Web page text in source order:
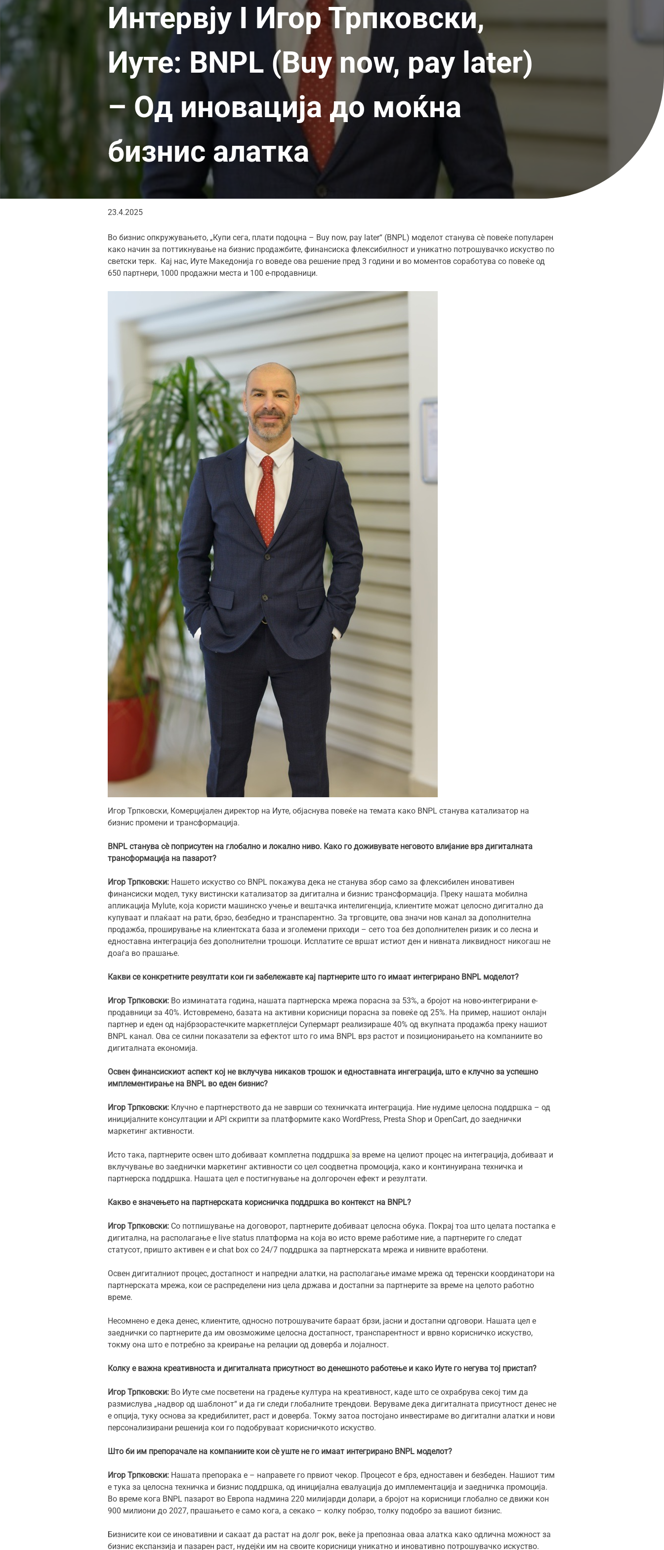
Интервју I Игор Трпковски,
Иуте: BNPL (Buy now, pay later)
– Од иновација до моќна
бизнис алатка
23.4.2025
Во бизнис опкружувањето, „Купи сега, плати подоцна – Buy now, pay later“ (BNPL) моделот станува сè повеќе популарен
како начин за поттикнување на бизнис продажбите, финансиска флексибилност и уникатно потрошувачко искуство по
светски терк. Кај нас, Иуте Македонија го воведе ова решение пред 3 години и во моментов соработува со повеќе од
650 партнери, 1000 продажни места и 100 е-продавници.
Игор Трпковски, Комерцијален директор на Иуте, објаснува повеќе на темата како BNPL станува катализатор на
бизнис промени и трансформација.
BNPL станува сѐ поприсутен на глобално и локално ниво. Како го доживувате неговото влијание врз дигиталната
трансформација на пазарот?
Игор Трпковски: Нашето искуство со BNPL покажува дека не станува збор само за флексибилен иновативен
финансиски модел, туку вистински катализатор за дигитална и бизнис трансформација. Преку нашата мобилна
апликација MyIute, која користи машинско учење и вештачка интелигенција, клиентите можат целосно дигитално да
купуваат и плаќаат на рати, брзо, безбедно и транспарентно. За трговците, ова значи нов канал за дополнителна
продажба, проширување на клиентската база и зголемени приходи – сето тоа без дополнителен ризик и со лесна и
едноставна интеграција без дополнителни трошоци. Исплатите се вршат истиот ден и нивната ликвидност никогаш не
доаѓа во прашање.
Какви се конкретните резултати кои ги забележавте кај партнерите што го имаат интегрирано BNPL моделот?
Игор Трпковски: Во изминатата година, нашата партнерска мрежа порасна за 53%, а бројот на ново-интегрирани е-
продавници за 40%. Истовремено, базата на активни корисници порасна за повеќе од 25%. На пример, нашиот онлајн
партнер и еден од најбрзорастечките маркетплејси Супермарт реализираше 40% од вкупната продажба преку нашиот
BNPL канал. Ова се силни показатели за ефектот што го има BNPL врз растот и позиционирањето на компаниите во
дигиталната економија.
Освен финансискиот аспект кој не вклучува никаков трошок и едноставната ингеграција, што е клучно за успешно
имплементирање на BNPL во еден бизнис?
Игор Трпковски: Клучно е партнерството да не заврши со техничката интеграција. Ние нудиме целосна поддршка – од
иницијалните консултации и API скрипти за платформите како WordPress, Presta Shop и OpenCart, до заеднички
маркетинг активности.
Исто така, партнерите освен што добиваат комплетна поддршка за време на целиот процес на интеграција, добиваат и
вклучување во заеднички маркетинг активности со цел соодветна промоција, како и континуирана техничка и
партнерска поддршка. Нашата цел е постигнување на долгорочен ефект и резултати.
Какво е значењето на партнерската корисничка поддршка во контекст на BNPL?
Игор Трпковски: Со потпишување на договорот, партнерите добиваат целосна обука. Покрај тоа што целата постапка е
дигитална, на располагање е live status платформа на која во исто време работиме ние, а партнерите го следат
статусот, пришто активен е и chat box со 24/7 поддршка за партнерската мрежа и нивните вработени.
Освен дигиталниот процес, достапност и напредни алатки, на располагање имаме мрежа од теренски координатори на
партнерската мрежа, кои се распределени низ цела држава и достапни за партнерите за време на целото работно
време.
Несомнено е дека денес, клиентите, односно потрошувачите бараат брзи, јасни и достапни одговори. Нашата цел е
заеднички со партнерите да им овозможиме целосна достапност, транспарентност и врвно корисничко искуство,
токму она што е потребно за креирање на релации од доверба и лојалност.
Колку е важна креативноста и дигиталната присутност во денешното работење и како Иуте го негува тој пристап?
Игор Трпковски: Во Иуте сме посветени на градење култура на креативност, каде што се охрабрува секој тим да
размислува „надвор од шаблонот“ и да ги следи глобалните трендови. Веруваме дека дигиталната присутност денес не
е опција, туку основа за кредибилитет, раст и доверба. Токму затоа постојано инвестираме во дигитални алатки и нови
персонализирани решенија кои го подобруваат корисничкото искуство.
Што би им препорачале на компаниите кои сѐ уште не го имаат интегрирано BNPL моделот?
Игор Трпковски: Нашата препорака е – направете го првиот чекор. Процесот е брз, едноставен и безбеден. Нашиот тим
е тука за целосна техничка и бизнис поддршка, од иницијална евалуација до имплементација и заедничка промоција.
Во време кога BNPL пазарот во Европа надмина 220 милијарди долари, а бројот на корисници глобално се движи кон
900 милиони до 2027, прашањето е само кога, а секако – колку побрзо, толку подобро за вашиот бизнис.
Бизнисите кои се иновативни и сакаат да растат на долг рок, веќе ја препознаа оваа алатка како одлична можност за
бизнис експанзија и пазарен раст, нудејќи им на своите корисници уникатно и иновативно потрошувачко искуство.